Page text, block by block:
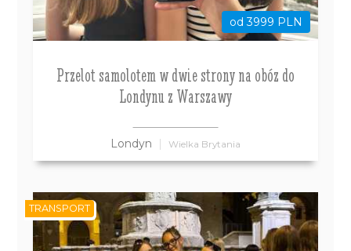
od 3999 PLN
Przelot samolotem w dwie strony na obóz do
Londynu z Warszawy
Londyn Wielka Brytania
TRANSPORT